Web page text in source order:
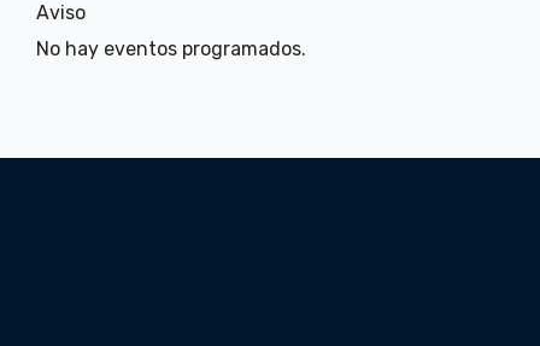
Aviso
No hay eventos programados.